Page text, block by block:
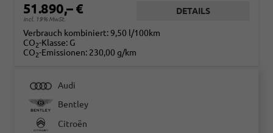
51.890,– €
incl. 19% MwSt.
DETAILS
Verbrauch kombiniert: 9,50 l/100km
CO2-Klasse: G
CO2-Emissionen: 230,00 g/km
Audi
Bentley
Citroën